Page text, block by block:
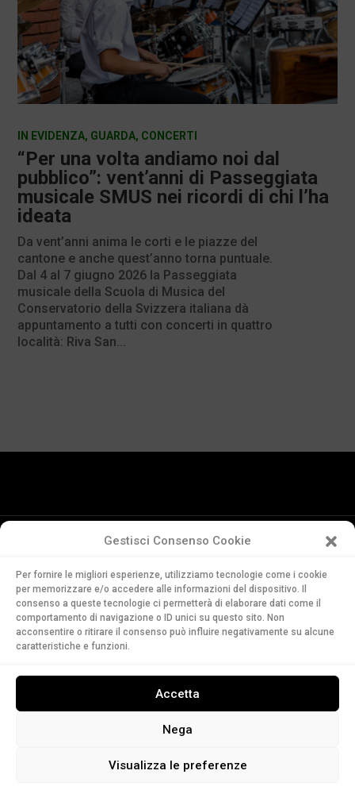
Gestisci Consenso Cookie
Per fornire le migliori esperienze, utilizziamo tecnologie come i cookie
per memorizzare e/o accedere alle informazioni del dispositivo. Il
consenso a queste tecnologie ci permetterà di elaborare dati come il
comportamento di navigazione o ID unici su questo sito. Non
acconsentire o ritirare il consenso può influire negativamente su alcune
caratteristiche e funzioni.
Accetta
Nega
Visualizza le preferenze
“Per una volta andiamo noi dal
pubblico”: vent’anni di Passeggiata
musicale SMUS nei ricordi di chi l’ha
ideata
IN EVIDENZA, GUARDA, CONCERTI
Da vent’anni anima le corti e le piazze del
cantone e anche quest’anno torna puntuale.
Dal 4 al 7 giugno 2026 la Passeggiata
musicale della Scuola di Musica del
Conservatorio della Svizzera italiana dà
appuntamento a tutti con concerti in quattro
località: Riva San...
della Svizzera Italiana
Via Soldino 9
CH-6900 Lugano
T. +41 91 960 30 40
GUARDA
LEGGI
Web design by5115